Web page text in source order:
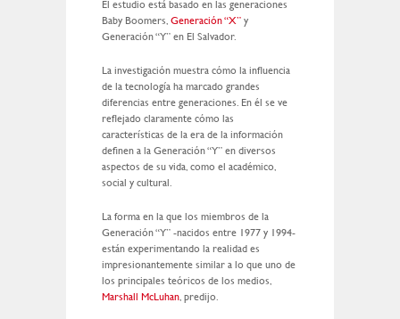
El estudio está basado en las generaciones
Baby Boomers, Generación “X” y
Generación “Y” en El Salvador.
La investigación muestra cómo la influencia
de la tecnología ha marcado grandes
diferencias entre generaciones. En él se ve
reflejado claramente cómo las
características de la era de la información
definen a la Generación “Y” en diversos
aspectos de su vida, como el académico,
social y cultural.
La forma en la que los miembros de la
Generación “Y” -nacidos entre 1977 y 1994-
están experimentando la realidad es
impresionantemente similar a lo que uno de
los principales teóricos de los medios,
Marshall McLuhan, predijo.